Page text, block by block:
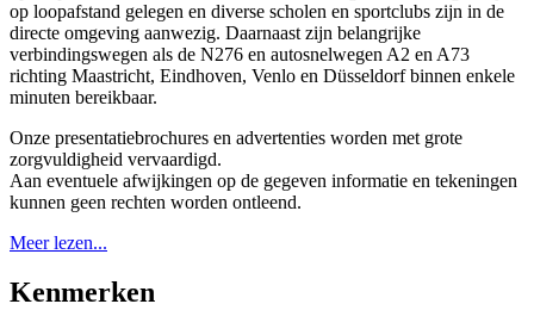
op loopafstand gelegen en diverse scholen en sportclubs zijn in de
directe omgeving aanwezig. Daarnaast zijn belangrijke
verbindingswegen als de N276 en autosnelwegen A2 en A73
richting Maastricht, Eindhoven, Venlo en Düsseldorf binnen enkele
minuten bereikbaar.
Onze presentatiebrochures en advertenties worden met grote
zorgvuldigheid vervaardigd.
Aan eventuele afwijkingen op de gegeven informatie en tekeningen
kunnen geen rechten worden ontleend.
Meer lezen...
Kenmerken